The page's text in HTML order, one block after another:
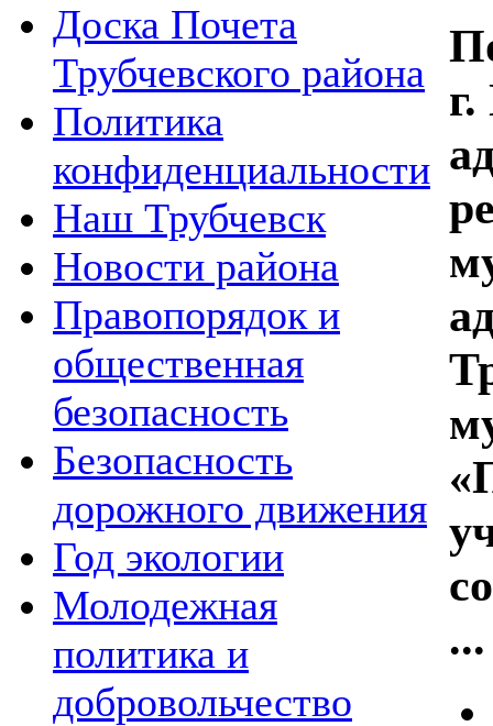
Доска Почета
Трубчевского района
Политика
конфиденциальности
Наш Трубчевск
Новости района
Правопорядок и
общественная
безопасность
Безопасность
дорожного движения
Год экологии
Молодежная
политика и
добровольчество
...